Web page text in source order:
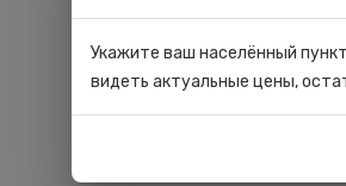
Укажите ваш населённый
видеть актуальные цены,